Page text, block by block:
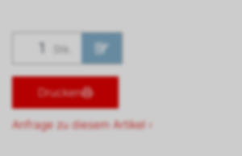
Stk.
Drucken
Anfrage zu diesem Artikel ›